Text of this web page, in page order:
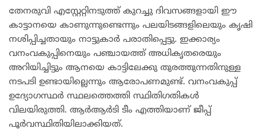
തേനരുവി എസ്റ്റേറ്റിനടുത്ത് കുറച്ചു ദിവസങ്ങളായി ഈ
കാട്ടാനയെ കാണുന്നുണ്ടെന്നും പലയിടങ്ങളിലെയും കൃഷി
നശിപ്പിച്ചതായും നാട്ടുകാര്‍ പരാതിപ്പെട്ടു. ഇക്കാര്യം
വനംവകുപ്പിനെയും പഞ്ചായത്ത് അധികൃതരെയും
അറിയിച്ചിട്ടും ആനയെ കാട്ടിലേക്കു തുരത്തുന്നതിനുള്ള
നടപടി ഉണ്ടായില്ലെന്നും ആരോപണമുണ്ട്. വനംവകുപ്പ്
ഉദ്യോഗസ്ഥർ സ്ഥലത്തെത്തി സ്ഥിതിഗതികൾ
വിലയിരുത്തി. ആർആർടി ടീം എത്തിയാണ് ജീപ്പ്
പൂർവസ്ഥിതിയിലാക്കിയത്.